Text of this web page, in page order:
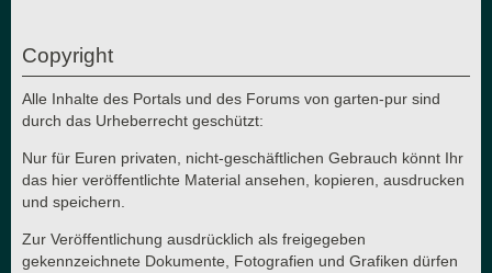
Copyright
Alle Inhalte des Portals und des Forums von garten-pur sind
durch das Urheberrecht geschützt:
Nur für Euren privaten, nicht-geschäftlichen Gebrauch könnt Ihr
das hier veröffentlichte Material ansehen, kopieren, ausdrucken
und speichern.
Zur Veröffentlichung ausdrücklich als freigegeben
gekennzeichnete Dokumente, Fotografien und Grafiken dürfen